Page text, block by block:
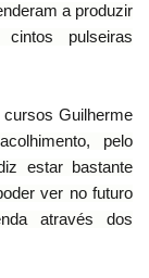
a produzir
pulseiras
Guilherme
pelo
estar bastante
ver no futuro
através dos